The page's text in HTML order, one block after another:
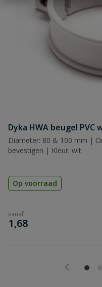
Beoordeling
Beoordeling
Dyka HWA beugel PVC
Diameter: 80 & 100 mm |
bevestigen | Kleur: wit
Op voorraad
vanaf
€
1,68